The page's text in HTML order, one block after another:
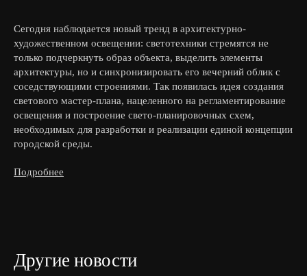
Сегодня наблюдается новый тренд в архитектурно-
художественном освещении: светотехники стремятся не
только подчеркнуть образ объекта, выделить элементы
архитектуры, но и синхронизировать его вечерний облик с
соседствующими строениями. Так появилась идея создания
светового мастер-плана, нацеленного на регламентирование
освещения и построение свето-планировочных схем,
необходимых для разработки и реализации единой концепции
городской среды.
Подробнее
Другие новости